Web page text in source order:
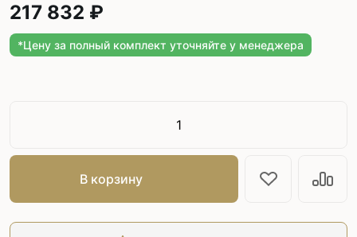
217 832 ₽
*Цену за полный комплект уточняйте у менеджера
В корзину